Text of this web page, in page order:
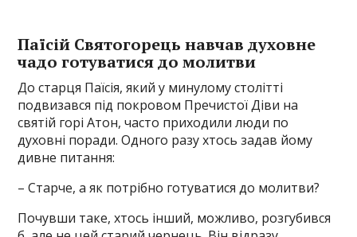
Паїсій Святогорець навчав духовне
чадо готуватися до молитви
До старця Паїсія, який у минулому столітті
подвизався під покровом Пречистої Діви на
святій горі Атон, часто приходили люди по
духовні поради. Одного разу хтось задав йому
дивне питання:
– Старче, а як потрібно готуватися до молитви?
Почувши таке, хтось інший, можливо, розгубився